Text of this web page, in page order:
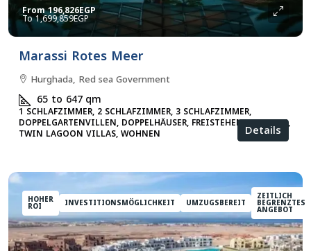
From196,826EGP
1,699,859EGP
Marassi Rotes Meer
Hurghada, Red sea Government
65 to 647qm
1 SCHLAFZIMMER, 2 SCHLAFZIMMER, 3 SCHLAFZIMMER,
DOPPELGARTENVILLEN, DOPPELHÄUSER, FREISTEHENDE VILLEN,
TWIN LAGOON VILLAS, WOHNEN Details
HOHER
ROI INVESTITIONSMÖGLICHKEIT UMZUGSBEREIT
ZEITLICH
BEGRENZTES
ANGEBOT